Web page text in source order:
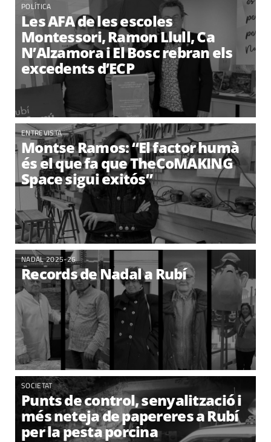
POLÍTICA
Les AFA de les escoles
Montessori, Ramon Llull, Ca
N’Alzamora i El Bosc rebran els
excedents d’ECP
ENTREVISTA
Montse Ramos: “El factor humà
és el que fa que TheCoMAKING
Space sigui exitós”
NADAL 2025-26
Records de Nadal a Rubí
SOCIETAT
Punts de control, senyalització i
més neteja de papereres a Rubí
per la pesta porcina